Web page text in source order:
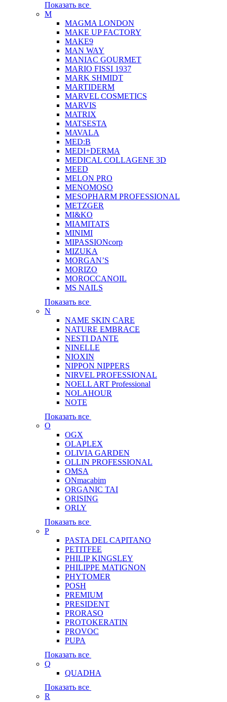
Показать все
M
MAGMA LONDON
MAKE UP FACTORY
MAKE9
MAN WAY
MANIAC GOURMET
MARIO FISSI 1937
MARK SHMIDT
MARTIDERM
MARVEL COSMETICS
MARVIS
MATRIX
MATSESTA
MAVALA
MED:B
MEDI+DERMA
MEDICAL COLLAGENE 3D
MEED
MELON PRO
MENOMOSO
MESOPHARM PROFESSIONAL
METZGER
MI&KO
MIAMITATS
MINIMI
MIPASSIONcorp
MIZUKA
MORGAN’S
MORIZO
MOROCCANOIL
MS NAILS
Показать все
N
NAME SKIN CARE
NATURE EMBRACE
NESTI DANTE
NINELLE
NIOXIN
NIPPON NIPPERS
NIRVEL PROFESSIONAL
NOELL ART Professional
NOLAHOUR
NOTE
Показать все
O
OGX
OLAPLEX
OLIVIA GARDEN
OLLIN PROFESSIONAL
OMSA
ONmacabim
ORGANIC TAI
ORISING
ORLY
Показать все
P
PASTA DEL CAPITANO
PETITFEE
PHILIP KINGSLEY
PHILIPPE MATIGNON
PHYTOMER
POSH
PREMIUM
PRESIDENT
PRORASO
PROTOKERATIN
PROVOC
PUPA
Показать все
Q
QUADHA
Показать все
R